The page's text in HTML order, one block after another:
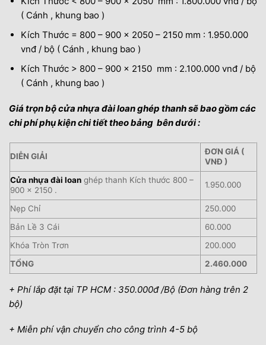
( Cánh , khung bao )
Kích Thước = 800 – 900 x 2050 – 2150 mm : 1.950.000
vnđ / bộ ( Cánh , khung bao )
Kích Thước > 800 – 900 x 2150 mm : 2.100.000 vnđ / bộ
( Cánh , khung bao )
Giá trọn bộ cửa nhựa đài loan ghép thanh sẽ bao gồm các
chi phí phụ kiện chi tiết theo bảng bên dưới :
DIỄN GIẢI
ĐƠN GIÁ (
VNĐ )
Cửa nhựa đài loan ghép thanh Kích thước 800 –
900 x 2150 .
1.950.000
Nẹp Chỉ
250.000
Bản Lề 3 Cái
60.000
Khóa Tròn Trơn
200.000
TỔNG
2.460.000
+ Phí lắp đặt tại TP HCM : 350.000đ /Bộ (Đơn hàng trên 2
bộ)
+ Miễn phí vận chuyển cho công trình 4-5 bộ